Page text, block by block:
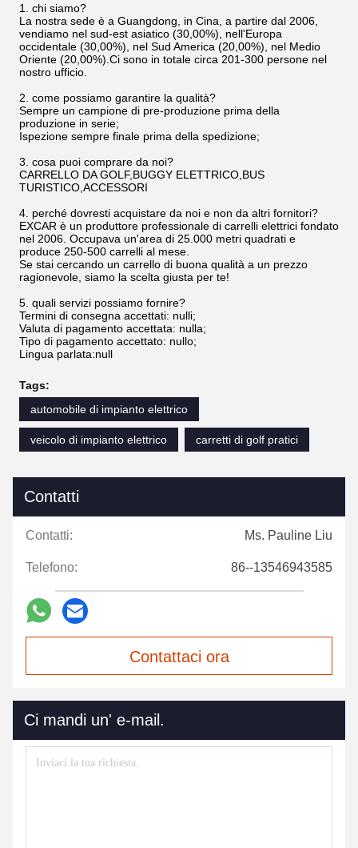
1. chi siamo?
La nostra sede è a Guangdong, in Cina, a partire dal 2006,
vendiamo nel sud-est asiatico (30,00%), nell'Europa
occidentale (30,00%), nel Sud America (20,00%), nel Medio
Oriente (20,00%).Ci sono in totale circa 201-300 persone nel
nostro ufficio.
2. come possiamo garantire la qualità?
Sempre un campione di pre-produzione prima della
produzione in serie;
Ispezione sempre finale prima della spedizione;
3. cosa puoi comprare da noi?
CARRELLO DA GOLF,BUGGY ELETTRICO,BUS
TURISTICO,ACCESSORI
4. perché dovresti acquistare da noi e non da altri fornitori?
EXCAR è un produttore professionale di carrelli elettrici fondato
nel 2006. Occupava un'area di 25.000 metri quadrati e
produce 250-500 carrelli al mese.
Se stai cercando un carrello di buona qualità a un prezzo
ragionevole, siamo la scelta giusta per te!
5. quali servizi possiamo fornire?
Termini di consegna accettati: nulli;
Valuta di pagamento accettata: nulla;
Tipo di pagamento accettato: nullo;
Lingua parlata:null
Tags:
automobile di impianto elettrico
veicolo di impianto elettrico carretti di golf pratici
Contatti
Contatti: Ms. Pauline Liu
Telefono: 86--13546943585
Contattaci ora
Ci mandi un' e-mail.